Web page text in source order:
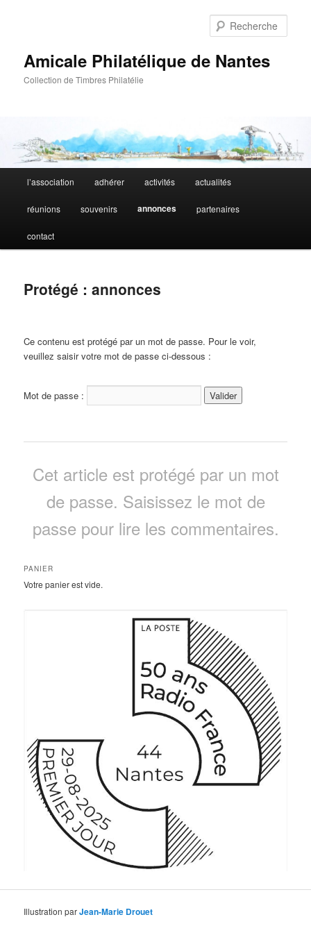
Amicale Philatélique de Nantes
Collection de Timbres Philatélie
l’association adhérer activités actualités
réunions souvenirs annonces partenaires
contact
Protégé : annonces
Ce contenu est protégé par un mot de passe. Pour le voir,
veuillez saisir votre mot de passe ci-dessous :
Mot de passe :
Cet article est protégé par un mot
de passe. Saisissez le mot de
passe pour lire les commentaires.
PANIER
Votre panier est vide.
Illustration parJean-Marie Drouet